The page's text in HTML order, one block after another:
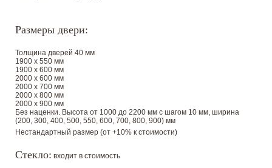
Размеры двери:
Толщина дверей 40 мм
1900 х 550 мм
1900 х 600 мм
2000 х 600 мм
2000 х 700 мм
2000 х 800 мм
2000 х 900 мм
Без наценки. Высота от 1000 до 2200 мм с шагом 10 мм, ширина
(200, 300, 400, 500, 550, 600, 700, 800, 900) мм
Нестандартный размер (от +10% к стоимости)
Стекло: входит в стоимость